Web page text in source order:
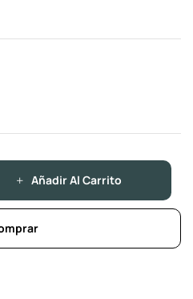
Añadir Al Carrito